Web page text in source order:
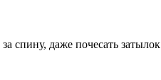
даже почесать затылок